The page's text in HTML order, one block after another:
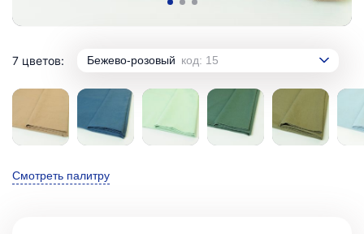
7 цветов: Бежево-розовый код: 15
Смотреть палитру